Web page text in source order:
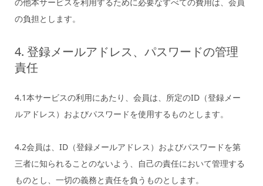
の負担とします。
4. 登録メールアドレス、パスワードの管理
責任
4.1本サービスの利用にあたり、会員は、所定のID（登録メー
ルアドレス）およびパスワードを使用するものとします。
4.2会員は、ID（登録メールアドレス）およびパスワードを第
三者に知られることのないよう、自己の責任において管理する
ものとし、一切の義務と責任を負うものとします。